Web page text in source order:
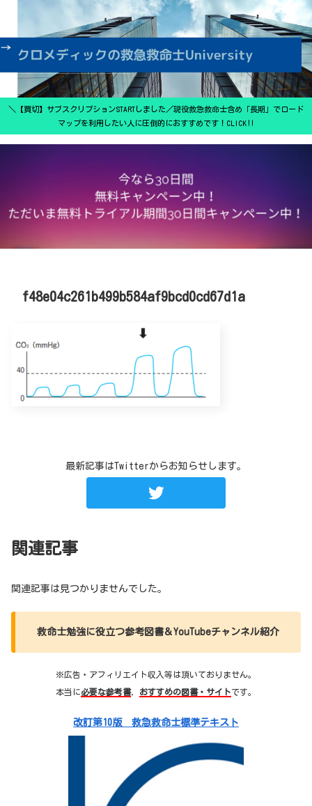
＼【買切】サブスクリプションSTARTしました／現役救急救命士含め「長期」でロード
マップを利用したい人に圧倒的におすすめです！CLICK‼
f48e04c261b499b584af9bcd0cd67d1a
最新記事はTwitterからお知らせします。
関連記事
関連記事は見つかりませんでした。
救命士勉強に役立つ参考図書＆YouTubeチャンネル紹介
※広告・アフィリエイト収入等は頂いておりません。
本当に必要な参考書， おすすめの図書・サイトです。
改訂第10版 救急救命士標準テキスト